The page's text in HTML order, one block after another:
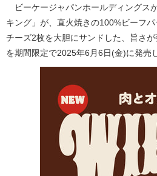
ビーケージャパンホールディングス
キング」が、直火焼きの100%ビーフ
チーズ2枚を大胆にサンドした、旨さ
を期間限定で2025年6月6日(金)に発売